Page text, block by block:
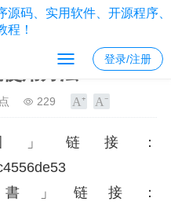
登录/注册
使用方法？
229
」链接：
de53
」链接：